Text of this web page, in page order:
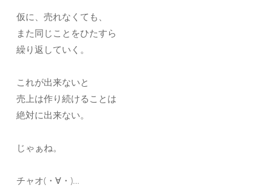
仮に、売れなくても、
また同じことをひたすら
繰り返していく。
これが出来ないと
売上は作り続けることは
絶対に出来ない。
じゃぁね。
チャオ(・∀・)…